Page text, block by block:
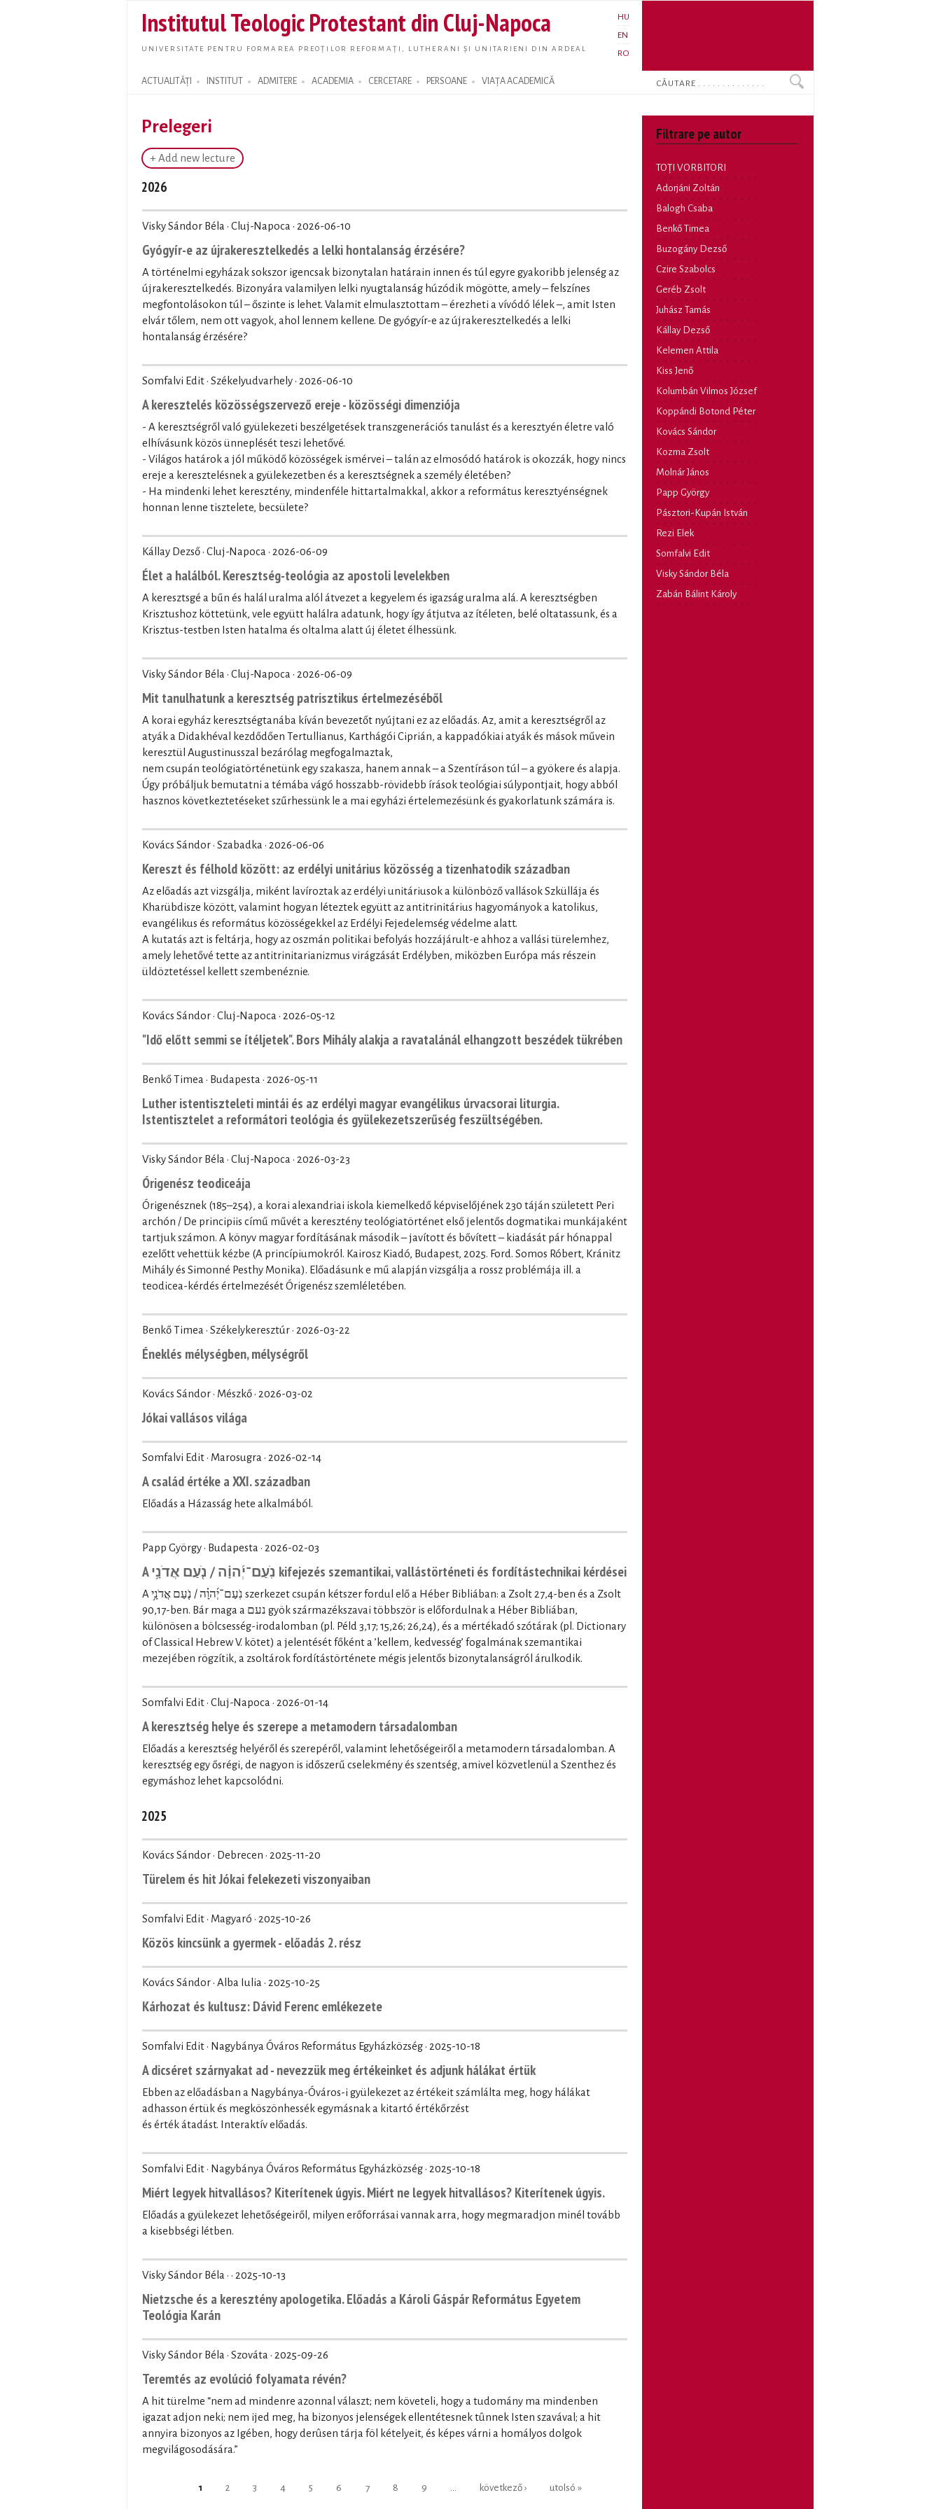
main
content
Institutul Teologic Protestant din Cluj-Napoca
UNIVERSITATE PENTRU FORMAREA PREOȚILOR REFORMAȚI, LUTHERANI ȘI UNITARIENI DIN ARDEAL
HU
EN
RO
ACTUALITĂȚI INSTITUT ADMITERE ACADEMIA CERCETARE PERSOANE VIAȚA ACADEMICĂ
Search form
Search
Prelegeri
+ Add new lecture
2026
Visky Sándor Béla · Cluj-Napoca · 2026-06-10
Gyógyír-e az újrakeresztelkedés a lelki hontalanság érzésére?
A történelmi egyházak sokszor igencsak bizonytalan határain innen és túl egyre gyakoribb jelenség az
újrakeresztelkedés. Bizonyára valamilyen lelki nyugtalanság húzódik mögötte, amely – felszínes
megfontolásokon túl – őszinte is lehet. Valamit elmulasztottam – érezheti a vívódó lélek –, amit Isten
elvár tőlem, nem ott vagyok, ahol lennem kellene. De gyógyír-e az újrakeresztelkedés a lelki
hontalanság érzésére?
Somfalvi Edit · Székelyudvarhely · 2026-06-10
A keresztelés közösségszervező ereje - közösségi dimenziója
- A keresztségről való gyülekezeti beszélgetések transzgenerációs tanulást és a keresztyén életre való
elhívásunk közös ünneplését teszi lehetővé.
- Világos határok a jól működő közösségek ismérvei – talán az elmosódó határok is okozzák, hogy nincs
ereje a keresztelésnek a gyülekezetben és a keresztségnek a személy életében?
- Ha mindenki lehet keresztény, mindenféle hittartalmakkal, akkor a református keresztyénségnek
honnan lenne tisztelete, becsülete?
Kállay Dezső · Cluj-Napoca · 2026-06-09
Élet a halálból. Keresztség-teológia az apostoli levelekben
A keresztsgé a bűn és halál uralma alól átvezet a kegyelem és igazság uralma alá. A keresztségben
Krisztushoz köttetünk, vele együtt halálra adatunk, hogy így átjutva az ítéleten, belé oltatassunk, és a
Krisztus-testben Isten hatalma és oltalma alatt új életet élhessünk.
Visky Sándor Béla · Cluj-Napoca · 2026-06-09
Mit tanulhatunk a keresztség patrisztikus értelmezéséből
A korai egyház keresztségtanába kíván bevezetőt nyújtani ez az előadás. Az, amit a keresztségről az
atyák a Didakhéval kezdődően Tertullianus, Karthágói Ciprián, a kappadókiai atyák és mások művein
keresztül Augustinusszal bezárólag megfogalmaztak,
nem csupán teológiatörténetünk egy szakasza, hanem annak – a Szentíráson túl – a gyökere és alapja.
Úgy próbáljuk bemutatni a témába vágó hosszabb-rövidebb írások teológiai súlypontjait, hogy abból
hasznos következtetéseket szűrhessünk le a mai egyházi értelemezésünk és gyakorlatunk számára is.
Kovács Sándor · Szabadka · 2026-06-06
Kereszt és félhold között: az erdélyi unitárius közösség a tizenhatodik században
Az előadás azt vizsgálja, miként lavíroztak az erdélyi unitáriusok a különböző vallások Szküllája és
Kharübdisze között, valamint hogyan léteztek együtt az antitrinitárius hagyományok a katolikus,
evangélikus és református közösségekkel az Erdélyi Fejedelemség védelme alatt.
A kutatás azt is feltárja, hogy az oszmán politikai befolyás hozzájárult-e ahhoz a vallási türelemhez,
amely lehetővé tette az antitrinitarianizmus virágzását Erdélyben, miközben Európa más részein
üldöztetéssel kellett szembenéznie.
Kovács Sándor · Cluj-Napoca · 2026-05-12
"Idő előtt semmi se ítéljetek". Bors Mihály alakja a ravatalánál elhangzott beszédek tükrében
Benkő Timea · Budapesta · 2026-05-11
Luther istentiszteleti mintái és az erdélyi magyar evangélikus úrvacsorai liturgia.
Istentisztelet a reformátori teológia és gyülekezetszerűség feszültségében.
Visky Sándor Béla · Cluj-Napoca · 2026-03-23
Órigenész teodiceája
Órigenésznek (185–254), a korai alexandriai iskola kiemelkedő képviselőjének 230 táján született Peri
archón / De principiis című művét a keresztény teológiatörténet első jelentős dogmatikai munkájaként
tartjuk számon. A könyv magyar fordításának második – javított és bővített – kiadását pár hónappal
ezelőtt vehettük kézbe (A princípiumokról. Kairosz Kiadó, Budapest, 2025. Ford. Somos Róbert, Kránitz
Mihály és Simonné Pesthy Monika). Előadásunk e mű alapján vizsgálja a rossz problémája ill. a
teodicea-kérdés értelmezését Órigenész szemléletében.
Benkő Timea · Székelykeresztúr · 2026-03-22
Éneklés mélységben, mélységről
Kovács Sándor · Mészkő · 2026-03-02
Jókai vallásos világa
Somfalvi Edit · Marosugra · 2026-02-14
A család értéke a XXI. században
Előadás a Házasság hete alkalmából.
Papp György · Budapesta · 2026-02-03
A נֹֽעַם־יְ֜הוָ֗ה / נֹ֤עַם אֲדֹנָ֥י kifejezés szemantikai, vallástörténeti és fordítástechnikai kérdései
A נֹֽעַם־יְ֜הוָ֗ה / נֹ֤עַם אֲדֹנָ֥י szerkezet csupán kétszer fordul elő a Héber Bibliában: a Zsolt 27,4-ben és a Zsolt
90,17-ben. Bár maga a נעם gyök származékszavai többször is előfordulnak a Héber Bibliában,
különösen a bölcsesség-irodalomban (pl. Péld 3,17; 15,26; 26,24), és a mértékadó szótárak (pl. Dictionary
of Classical Hebrew V. kötet) a jelentését főként a ’kellem, kedvesség’ fogalmának szemantikai
mezejében rögzítik, a zsoltárok fordítástörténete mégis jelentős bizonytalanságról árulkodik.
Somfalvi Edit · Cluj-Napoca · 2026-01-14
A keresztség helye és szerepe a metamodern társadalomban
Előadás a keresztség helyéről és szerepéről, valamint lehetőségeiről a metamodern társadalomban. A
keresztség egy ősrégi, de nagyon is időszerű cselekmény és szentség, amivel közvetlenül a Szenthez és
egymáshoz lehet kapcsolódni.
2025
Kovács Sándor · Debrecen · 2025-11-20
Türelem és hit Jókai felekezeti viszonyaiban
Somfalvi Edit · Magyaró · 2025-10-26
Közös kincsünk a gyermek - előadás 2. rész
Kovács Sándor · Alba Iulia · 2025-10-25
Kárhozat és kultusz: Dávid Ferenc emlékezete
Somfalvi Edit · Nagybánya Óváros Református Egyházközség · 2025-10-18
A dicséret szárnyakat ad - nevezzük meg értékeinket és adjunk hálákat értük
Ebben az előadásban a Nagybánya-Óváros-i gyülekezet az értékeit számlálta meg, hogy hálákat
adhasson értük és megköszönhessék egymásnak a kitartó értékőrzést
és érték átadást. Interaktív előadás.
Somfalvi Edit · Nagybánya Óváros Református Egyházközség · 2025-10-18
Miért legyek hitvallásos? Kiterítenek úgyis. Miért ne legyek hitvallásos? Kiterítenek úgyis.
Előadás a gyülekezet lehetőségeiről, milyen erőforrásai vannak arra, hogy megmaradjon minél tovább
a kisebbségi létben.
Visky Sándor Béla · · 2025-10-13
Nietzsche és a keresztény apologetika. Előadás a Károli Gáspár Református Egyetem
Teológia Karán
Visky Sándor Béla · Szováta · 2025-09-26
Teremtés az evolúció folyamata révén?
A hit türelme “nem ad mindenre azonnal választ; nem követeli, hogy a tudomány ma mindenben
igazat adjon neki; nem ijed meg, ha bizonyos jelenségek ellentétesnek tûnnek Isten szavával; a hit
annyira bizonyos az Igében, hogy derûsen tárja föl kételyeit, és képes várni a homályos dolgok
megvilágosodására.”
1 2 3 4 5 6 7 8 9 következő › utolsó »
Filtrare pe autor
TOȚI VORBITORI
Adorjáni Zoltán
Balogh Csaba
Benkő Timea
Buzogány Dezső
Czire Szabolcs
Geréb Zsolt
Juhász Tamás
Kállay Dezső
Kelemen Attila
Kiss Jenő
Kolumbán Vilmos József
Koppándi Botond Péter
Kovács Sándor
Kozma Zsolt
Molnár János
Papp György
Pásztori-Kupán István
Rezi Elek
Somfalvi Edit
Visky Sándor Béla
Zabán Bálint Károly